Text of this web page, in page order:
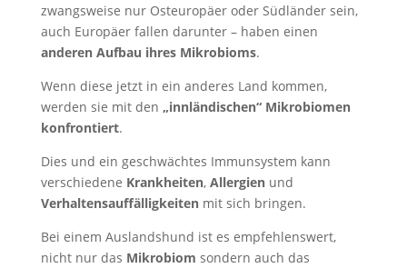
zwangsweise nur Osteuropäer oder Südländer sein,
auch Europäer fallen darunter – haben einen
anderen Aufbau ihres Mikrobioms.
Wenn diese jetzt in ein anderes Land kommen,
werden sie mit den „innländischen“ Mikrobiomen
konfrontiert.
Dies und ein geschwächtes Immunsystem kann
verschiedene Krankheiten, Allergienund
Verhaltensauffälligkeitenmit sich bringen.
Bei einem Auslandshund ist es empfehlenswert,
nicht nur das Mikrobiom sondern auch das